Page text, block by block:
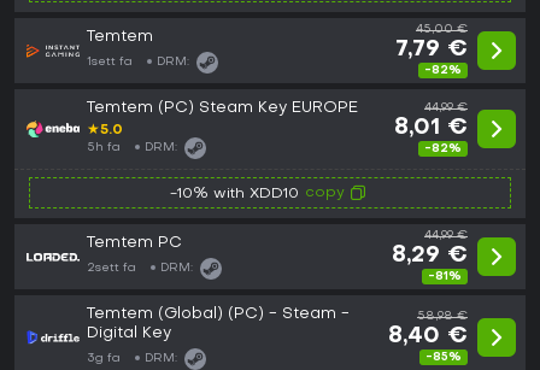
Temtem
1sett fa DRM:
45,00 €
7,79 €
-82%
Temtem (PC) Steam Key EUROPE
★5.0
5h fa DRM:
44,99 €
8,01 €
-82%
-10% with XDD10 copy
Temtem PC
2sett fa DRM:
44,99 €
8,29 €
-81%
Temtem (Global) (PC) - Steam -
Digital Key
3g fa DRM:
58,98 €
8,40 €
-85%